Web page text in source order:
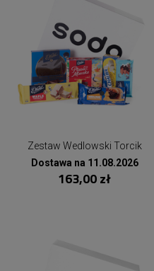
Zestaw Wedlowski Torcik
Dostawa na 11.08.2026
163,00 zł